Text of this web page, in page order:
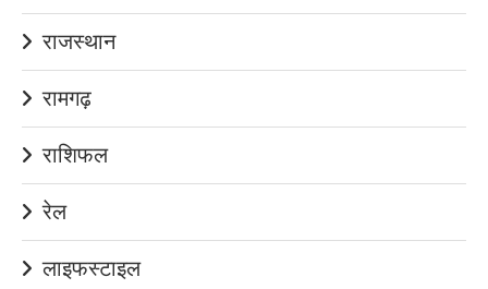
राजस्थान
रामगढ़
राशिफल
रेल
लाइफस्टाइल